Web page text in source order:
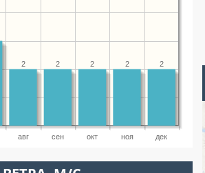
авг сен окт ноя дек
2
2
2
2
2